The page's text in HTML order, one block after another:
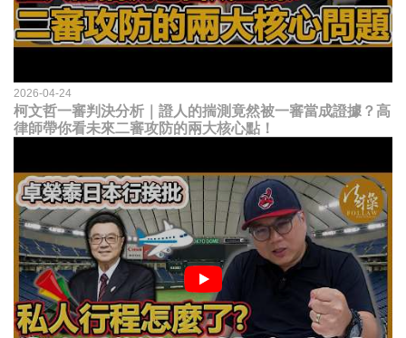
2026-04-24
柯文哲一審判決分析｜證人的揣測竟然被一審當成證據？高
律師帶你看未來二審攻防的兩大核心點！